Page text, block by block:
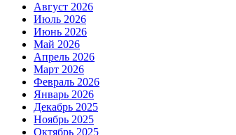
Август 2026
Июль 2026
Июнь 2026
Май 2026
Апрель 2026
Март 2026
Февраль 2026
Январь 2026
Декабрь 2025
Ноябрь 2025
Октябрь 2025